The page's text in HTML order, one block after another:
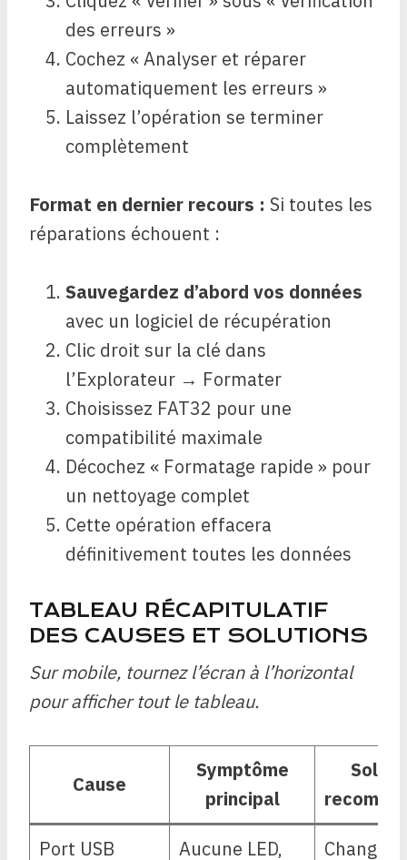
des erreurs »
Cochez « Analyser et réparer
automatiquement les erreurs »
Laissez l’opération se terminer
complètement
Format en dernier recours : Si toutes les
réparations échouent :
Sauvegardez d’abord vos données
avec un logiciel de récupération
Clic droit sur la clé dans
l’Explorateur → Formater
Choisissez FAT32 pour une
compatibilité maximale
Décochez « Formatage rapide » pour
un nettoyage complet
Cette opération effacera
définitivement toutes les données
TABLEAU RÉCAPITULATIF
DES CAUSES ET SOLUTIONS
Sur mobile, tournez l’écran à l’horizontal
pour afficher tout le tableau.
Cause
Symptôme
principal
Port USB
Aucune LED,
Changer